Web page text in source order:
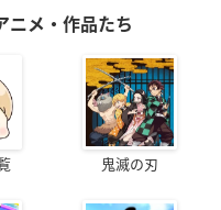
ニメ・作品たち
鬼滅の刃